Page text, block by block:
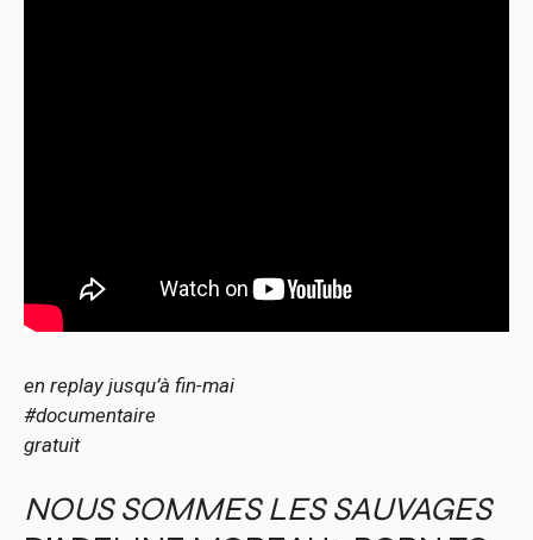
en replay jusqu’à fin-mai
#documentaire
gratuit
NOUS SOMMES LES SAUVAGES